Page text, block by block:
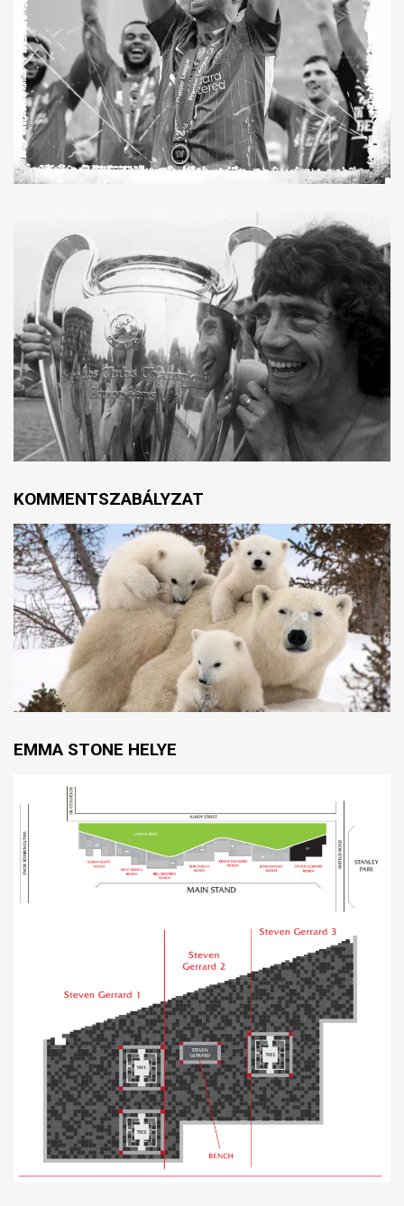
KOMMENTSZABÁLYZAT
EMMA STONE HELYE